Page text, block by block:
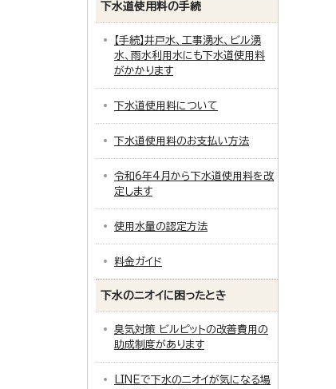
下水道使用料の手続
【手続】井戸水、工事湧水、ビル湧
水、雨水利用水にも下水道使用料
がかかります
下水道使用料について
下水道使用料のお支払い方法
令和6年4月から下水道使用料を改
定します
使用水量の認定方法
料金ガイド
下水のニオイに困ったとき
臭気対策 ビルピットの改善費用の
助成制度があります
LINEで下水のニオイが気になる場